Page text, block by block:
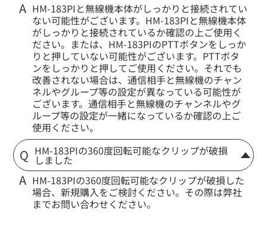
HM-183PIと無線機本体がしっかりと接続されてい
ない可能性がございます。HM-183PIと無線機本体
がしっかりと接続されているか確認の上ご使用く
ださい。または、HM-183PIのPTTボタンをしっか
りと押していない可能性がございます。PTTボタ
ンをしっかりと押してご使用ください。それでも
改善されない場合は、通信相手と無線機のチャン
ネルやグループ等の設定が異なっている可能性が
ございます。通信相手と無線機のチャンネルやグ
ループ等の設定が一緒になっているか確認の上ご
使用ください。
HM-183PIの360度回転可能なクリップが破損
しました
HM-183PIの360度回転可能なクリップが破損した
場合、新規購入をご検討ください。その際は弊社
までお問い合わせください。